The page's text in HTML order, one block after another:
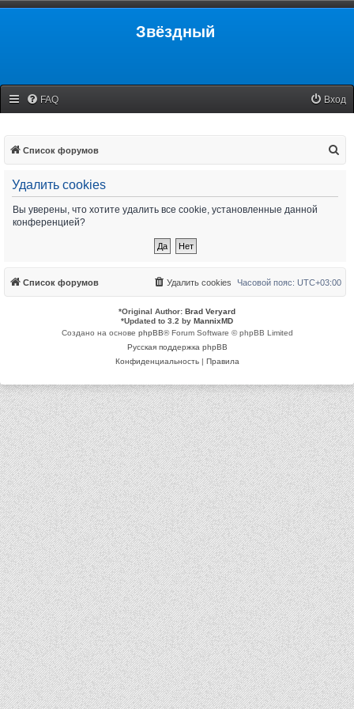
Звёздный
FAQ Вход
Список форумов
Удалить cookies
Вы уверены, что хотите удалить все cookie, установленные данной
конференцией?
Список форумов Часовой пояс: UTC+03:00
Удалить cookies
*Original Author: Brad Veryard
*Updated to 3.2 by MannixMD
Создано на основе phpBB® Forum Software © phpBB Limited
Русская поддержка phpBB
Конфиденциальность| Правила